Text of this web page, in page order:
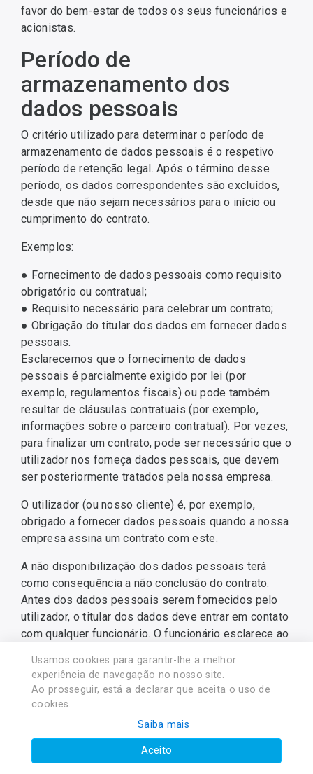
Usamos cookies para garantir-lhe a melhor
experiência de navegação no nosso site.
Ao prosseguir, está a declarar que aceita o uso de
cookies.
Saiba mais
Aceito
favor do bem-estar de todos os seus funcionários e
acionistas.
Período de
armazenamento dos
dados pessoais
O critério utilizado para determinar o período de
armazenamento de dados pessoais é o respetivo
período de retenção legal. Após o término desse
período, os dados correspondentes são excluídos,
desde que não sejam necessários para o início ou
cumprimento do contrato.
Exemplos:
● Fornecimento de dados pessoais como requisito
obrigatório ou contratual;
● Requisito necessário para celebrar um contrato;
● Obrigação do titular dos dados em fornecer dados
pessoais.
Esclarecemos que o fornecimento de dados
pessoais é parcialmente exigido por lei (por
exemplo, regulamentos fiscais) ou pode também
resultar de cláusulas contratuais (por exemplo,
informações sobre o parceiro contratual). Por vezes,
para finalizar um contrato, pode ser necessário que o
utilizador nos forneça dados pessoais, que devem
ser posteriormente tratados pela nossa empresa.
O utilizador (ou nosso cliente) é, por exemplo,
obrigado a fornecer dados pessoais quando a nossa
empresa assina um contrato com este.
A não disponibilização dos dados pessoais terá
como consequência a não conclusão do contrato.
Antes dos dados pessoais serem fornecidos pelo
utilizador, o titular dos dados deve entrar em contato
com qualquer funcionário. O funcionário esclarece ao
pessoais é exigida por lei ou contrato ou se é
necessária para a conclusão do contrato, se existe
uma obrigação de fornecer os dados pessoais e as
consequências da falta de cedência de dados para
Tomadores de decisão